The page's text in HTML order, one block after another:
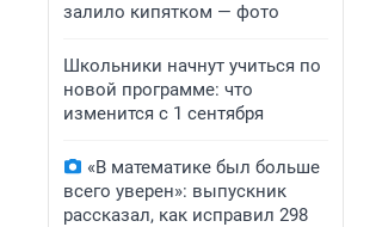
залило кипятком — фото
Школьники начнут учиться по
новой программе: что
изменится с 1 сентября
«В математике был больше
всего уверен»: выпускник
рассказал, как исправил 298